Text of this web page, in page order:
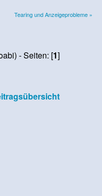
Tearing und Anzeigeprobleme »
- Seiten: [1]